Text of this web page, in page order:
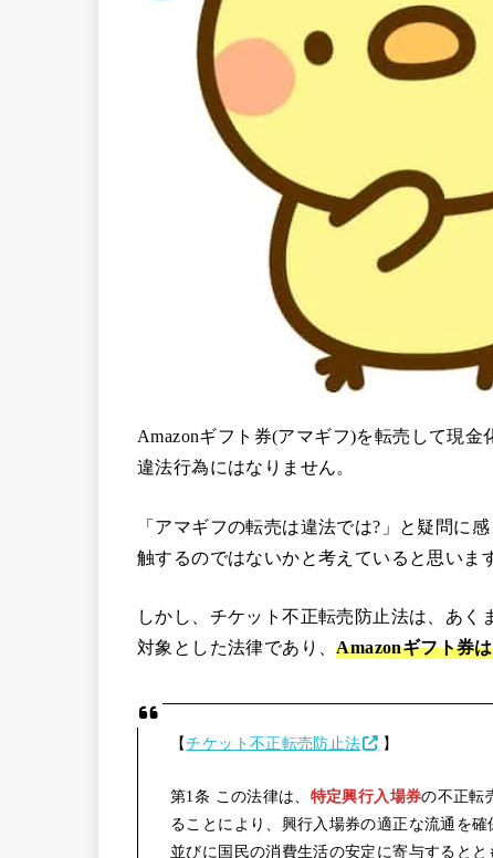
Amazonギフト券(アマギフ)を転売して現
違法行為にはなりません。
「アマギフの転売は違法では?」と疑問に
触するのではないかと考えていると思いま
しかし、チケット不正転売防止法は、あ
対象とした法律であり、Amazonギフト券
【チケット不正転売防止法 】
第1条 この法律は、 特定興行入場券の不正転
ることにより、興行入場券の適正な流通を
並びに国民の消費生活の安定に寄与すると